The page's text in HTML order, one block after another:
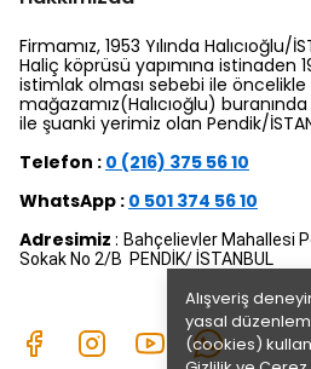
Alışveriş
yasal
(cookies)
Firmamız, 1953 Yılında Halıcıoğlu/
Haliç köprüsü yapımına istinaden
istimlak olması sebebi ile
mağazamız(Halıcıoğlu)
ile şuanki yerimiz olan Pendik/
Telefon : 0 (216) 375 56 10
WhatsApp : 0 501 374 56 10
Adresimiz : Bahçelievler Mahallesi
Sokak No 2/B PENDİK/ İSTANBUL